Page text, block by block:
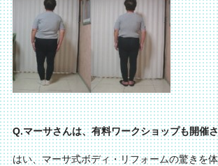
Q.マーサさんは、有料ワークショップも開催
はい、マーサ式ボディ・リフォームの驚きを